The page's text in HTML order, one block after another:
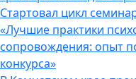
Стартовал цикл
«Лучшие практики
сопровождения: опыт
конкурса»